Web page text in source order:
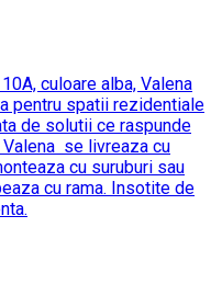
culoare alba, Valena
pentru spatii rezidentiale
de solutii ce raspunde
se livreaza cu
cu suruburi sau
cu rama. Insotite de